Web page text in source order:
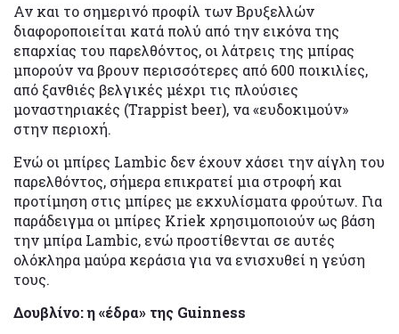
Αν και το σημερινό προφίλ των Βρυξελλών
διαφοροποιείται κατά πολύ από την εικόνα της
επαρχίας του παρελθόντος, οι λάτρεις της μπίρας
μπορούν να βρουν περισσότερες από 600 ποικιλίες,
από ξανθιές βελγικές μέχρι τις πλούσιες
μοναστηριακές (Trappist beer), να «ευδοκιμούν»
στην περιοχή.
Ενώ οι μπίρες Lambic δεν έχουν χάσει την αίγλη του
παρελθόντος, σήμερα επικρατεί μια στροφή και
προτίμηση στις μπίρες με εκχυλίσματα φρούτων. Για
παράδειγμα οι μπίρες Kriek χρησιμοποιούν ως βάση
την μπίρα Lambic, ενώ προστίθενται σε αυτές
ολόκληρα μαύρα κεράσια για να ενισχυθεί η γεύση
τους.
Δουβλίνο: η «έδρα» της Guinness